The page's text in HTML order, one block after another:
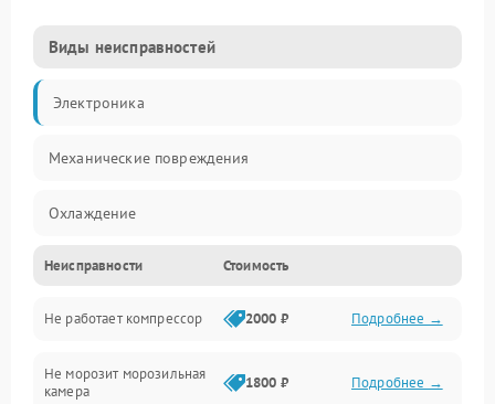
Виды неисправностей
Электроника
Механические повреждения
Охлаждение
Механика
Электропитание
Дренаж
Неисправности Стоимость
Не работает компрессор 2000 ₽ Подробнее →
Не морозит морозильная
камера
1800 ₽ Подробнее →